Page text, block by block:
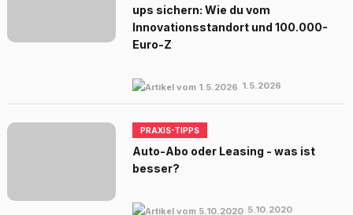
ups sichern: Wie du vom
Innovationsstandort und 100.000-
Euro-Z
1.5.2026
PRAXIS-TIPPS
Auto-Abo oder Leasing - was ist
besser?
5.10.2020